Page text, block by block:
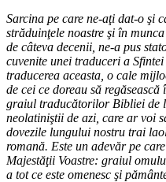
Sarcina pe care ne-aţi dat-o şi
străduinţele noastre şi în
de câteva decenii, ne-a pus
cuvenite unei traduceri a
traducerea aceasta, o cale
de cei ce doreau să
graiul traducătorilor Bibliei de
neolatiniştii de azi, care ar voi
dovezile lungului nostru trai
romană. Este un adevăr pe
Majestăţii Voastre: graiul
a tot ce este omenesc şi